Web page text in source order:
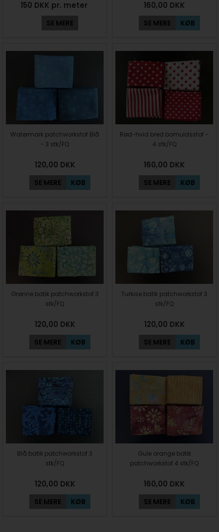
150 DKK pr. meter
SE MERE
160,00 DKK
SE MERE KØB
Watermark patchworkstof Blå
- 3 stk/FQ
120,00 DKK
SE MERE KØB
Rød-hvid bred bomuldsstof -
4 stk/FQ
160,00 DKK
SE MERE KØB
Grønne batik patchworkstof 3
stk/FQ
120,00 DKK
SE MERE KØB
Turkise batik patchworkstof 3
stk/FQ
120,00 DKK
SE MERE KØB
Blå batik patchworkstof 3
stk/FQ
120,00 DKK
SE MERE KØB
Gule orange batik
patchworkstof 4 stk/FQ
160,00 DKK
SE MERE KØB